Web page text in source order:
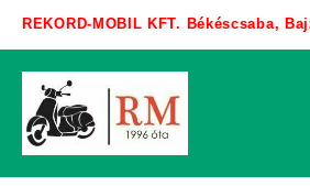
REKORD-MOBIL KFT. Békéscsaba,